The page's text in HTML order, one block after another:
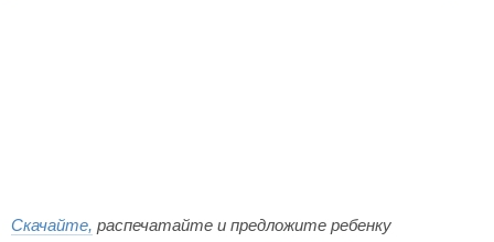
Скачайте, распечатайте и предложите ребенку